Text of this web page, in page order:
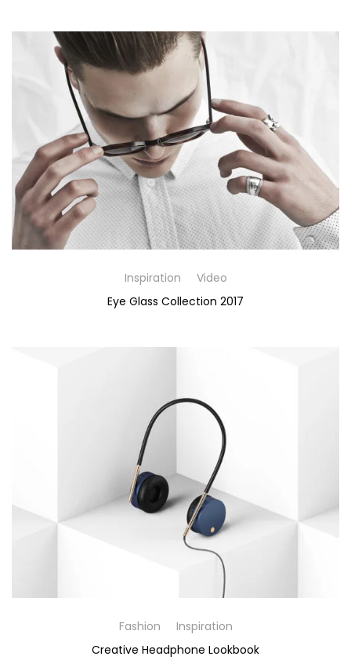
Inspiration
Video
Eye Glass Collection 2017
Fashion
Inspiration
Creative Headphone Lookbook